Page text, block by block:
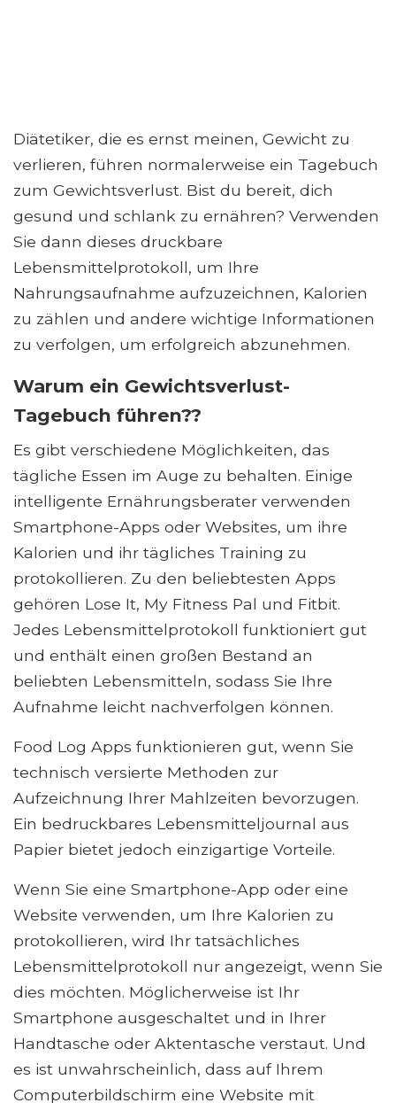
Diätetiker, die es ernst meinen, Gewicht zu
verlieren, führen normalerweise ein Tagebuch
zum Gewichtsverlust. Bist du bereit, dich
gesund und schlank zu ernähren? Verwenden
Sie dann dieses druckbare
Lebensmittelprotokoll, um Ihre
Nahrungsaufnahme aufzuzeichnen, Kalorien
zu zählen und andere wichtige Informationen
zu verfolgen, um erfolgreich abzunehmen.
Warum ein Gewichtsverlust-
Tagebuch führen??
Es gibt verschiedene Möglichkeiten, das
tägliche Essen im Auge zu behalten. Einige
intelligente Ernährungsberater verwenden
Smartphone-Apps oder Websites, um ihre
Kalorien und ihr tägliches Training zu
protokollieren. Zu den beliebtesten Apps
gehören Lose It, My Fitness Pal und Fitbit.
Jedes Lebensmittelprotokoll funktioniert gut
und enthält einen großen Bestand an
beliebten Lebensmitteln, sodass Sie Ihre
Aufnahme leicht nachverfolgen können.
Food Log Apps funktionieren gut, wenn Sie
technisch versierte Methoden zur
Aufzeichnung Ihrer Mahlzeiten bevorzugen.
Ein bedruckbares Lebensmitteljournal aus
Papier bietet jedoch einzigartige Vorteile.
Wenn Sie eine Smartphone-App oder eine
Website verwenden, um Ihre Kalorien zu
protokollieren, wird Ihr tatsächliches
Lebensmittelprotokoll nur angezeigt, wenn Sie
dies möchten. Möglicherweise ist Ihr
Smartphone ausgeschaltet und in Ihrer
Handtasche oder Aktentasche verstaut. Und
es ist unwahrscheinlich, dass auf Ihrem
Computerbildschirm eine Website mit